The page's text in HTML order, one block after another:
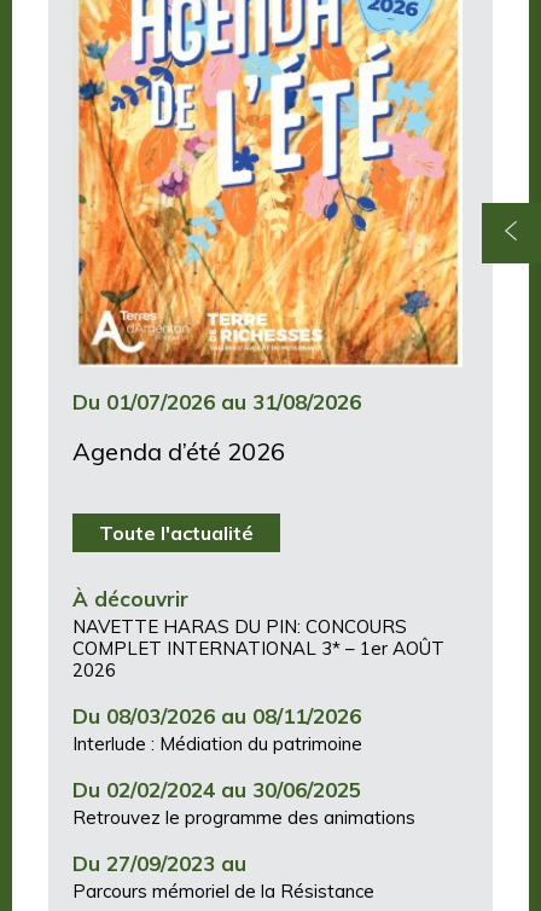
Du 01/07/2026 au 31/08/2026
Agenda d’été 2026
Toute l'actualité
À découvrir
NAVETTE HARAS DU PIN: CONCOURS
COMPLET INTERNATIONAL 3* – 1er AOÛT
2026
Du 08/03/2026 au 08/11/2026
Interlude : Médiation du patrimoine
Du 02/02/2024 au 30/06/2025
Retrouvez le programme des animations
Du 27/09/2023 au
Parcours mémoriel de la Résistance